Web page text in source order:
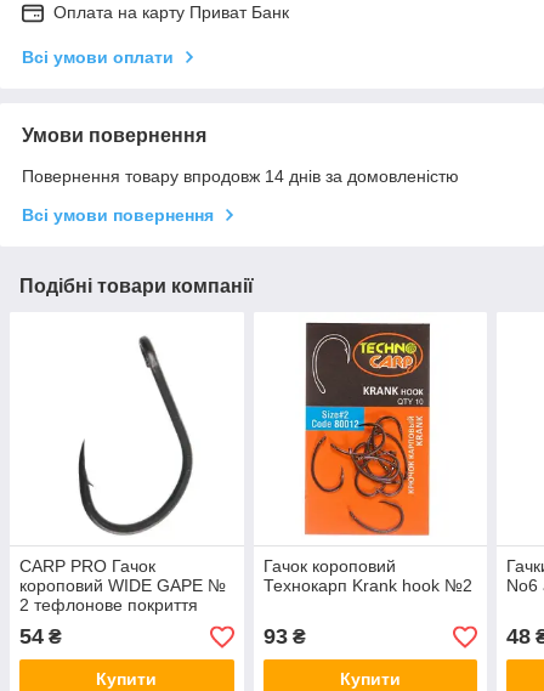
Оплата на карту Приват Банк
Всі умови оплати
Умови повернення
Повернення товару впродовж 14 днів за домовленістю
Всі умови повернення
Подібні товари компанії
CARP PRO Гачок
короповий WIDE GAPE №
2 тефлонове покриття
54 ₴
Купити
Гачок короповий
Технокарп Krank hook №2
93₴
Купити
No6
48